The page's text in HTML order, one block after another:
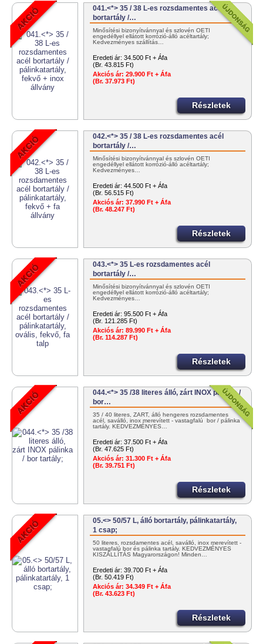
041.<*> 35 / 38 L-es rozsdamentes acél
bortartály /…
Minősítési bizonyítvánnyal és szlovén OÉTI
engedéllyel ellátott korrózió-álló acéltartály;
Kedvezményes szállítás…
Eredeti ár: 34.500 Ft + Áfa
(Br. 43.815 Ft)
Akciós ár: 29.900 Ft + Áfa
(Br. 37.973 Ft)
Részletek
042.<*> 35 / 38 L-es rozsdamentes acél
bortartály /…
Minősítési bizonyítvánnyal és szlovén OÉTI
engedéllyel ellátott korrózió-álló acéltartály;
Kedvezményes…
Eredeti ár: 44.500 Ft + Áfa
(Br. 56.515 Ft)
Akciós ár: 37.990 Ft + Áfa
(Br. 48.247 Ft)
Részletek
043.<*> 35 L-es rozsdamentes acél
bortartály /…
Minősítési bizonyítvánnyal és szlovén OÉTI
engedéllyel ellátott korrózió-álló acéltartály;
Kedvezményes…
Eredeti ár: 95.500 Ft + Áfa
(Br. 121.285 Ft)
Akciós ár: 89.990 Ft + Áfa
(Br. 114.287 Ft)
Részletek
044.<*> 35 /38 literes álló, zárt INOX pálinka /
bor…
35 / 40 literes, ZÁRT, álló hengeres rozsdamentes
acél, saválló, inox merevített - vastagfalú bor / pálinka
tartály. KEDVEZMÉNYES…
Eredeti ár: 37.500 Ft + Áfa
(Br. 47.625 Ft)
Akciós ár: 31.300 Ft + Áfa
(Br. 39.751 Ft)
Részletek
05.<> 50/57 L, álló bortartály, pálinkatartály,
1 csap;
50 literes, rozsdamentes acél, saválló, inox merevített -
vastagfalú bor és pálinka tartály. KEDVEZMÉNYES
KISZÁLLÍTÁS Magyarországon! Minden…
Eredeti ár: 39.700 Ft + Áfa
(Br. 50.419 Ft)
Akciós ár: 34.349 Ft + Áfa
(Br. 43.623 Ft)
Részletek